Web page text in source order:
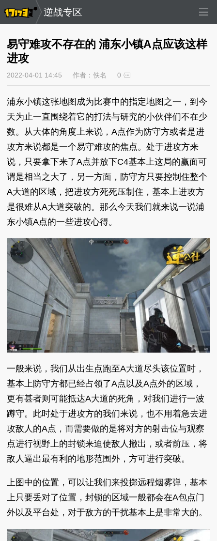
逆战专区
易守难攻不存在的 浦东小镇A点应该这样
进攻
2022-04-01 14:45 作者：佚名 0
浦东小镇这张地图成为比赛中的指定地图之一，到今
天为止一直围绕着它的打法与研究的小伙伴们不在少
数。从大体的角度上来说，A点作为防守方或者是进
攻方来说都是一个易守难攻的焦点。处于进攻方来
说，只要拿下来了A点并放下C4基本上这局的赢面可
谓是相当之大了，另一方面，防守方只要控制住整个
A大道的区域，把进攻方死死压制住，基本上进攻方
是很难从A大道突破的。那么今天我们就来说一说浦
东小镇A点的一些进攻心得。
一般来说，我们从出生点跑至A大道尽头该位置时，
基本上防守方都已经占领了A点以及A点外的区域，
更有甚者则可能抵达A大道的死角，对我们进行一波
蹲守。此时处于进攻方的我们来说，也不用着急去进
攻敌人的A点，而需要做的是将对方的射击位与观察
点进行视野上的封锁来迫使敌人撤出，或者前压，将
敌人逼出最有利的地形范围外，方可进行突破。
上图中的位置，可以让我们来投掷远程烟雾弹，基本
上只要丢对了位置，封锁的区域一般都会在A包点门
外以及平台处，对于敌方的干扰基本上是非常大的。